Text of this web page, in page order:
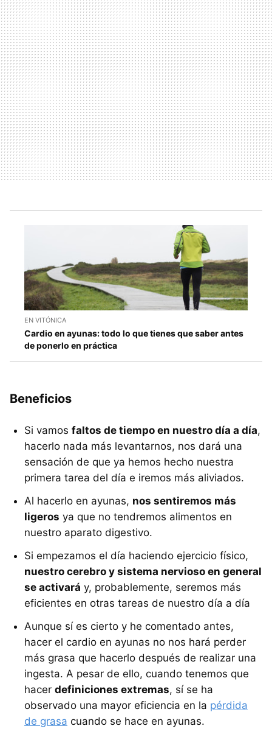
EN VITÓNICA
Cardio en ayunas: todo lo que tienes que saber antes
de ponerlo en práctica
Beneficios
Si vamos faltos de tiempo en nuestro día a día,
hacerlo nada más levantarnos, nos dará una
sensación de que ya hemos hecho nuestra
primera tarea del día e iremos más aliviados.
Al hacerlo en ayunas, nos sentiremos más
ligeros ya que no tendremos alimentos en
nuestro aparato digestivo.
Si empezamos el día haciendo ejercicio físico,
nuestro cerebro y sistema nervioso en general
se activará y, probablemente, seremos más
eficientes en otras tareas de nuestro día a día
Aunque sí es cierto y he comentado antes,
hacer el cardio en ayunas no nos hará perder
más grasa que hacerlo después de realizar una
ingesta. A pesar de ello, cuando tenemos que
hacer definiciones extremas, sí se ha
observado una mayor eficiencia en la pérdida
de grasa cuando se hace en ayunas.